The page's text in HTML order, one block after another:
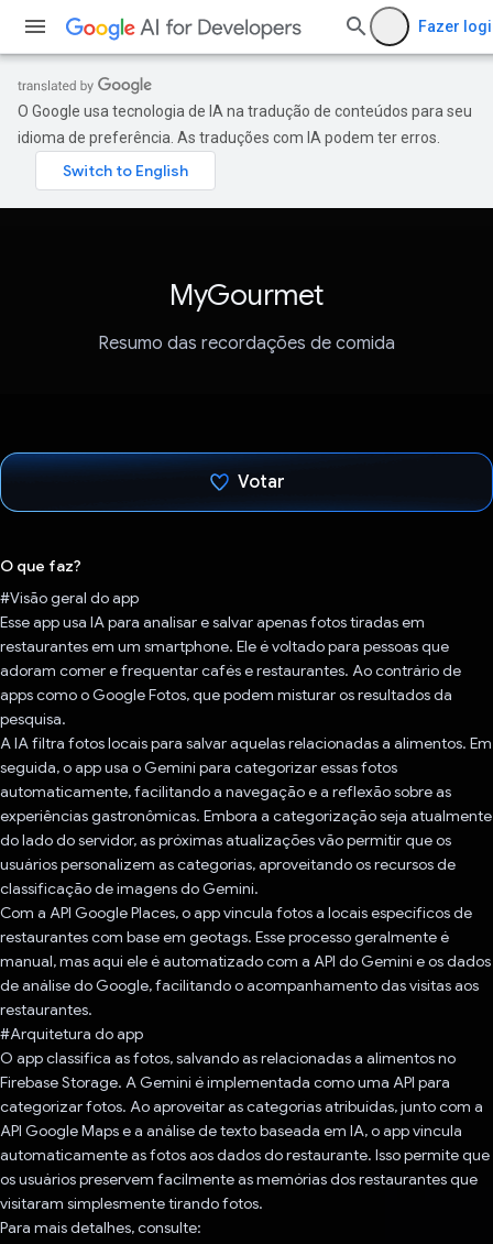
Fazer
O Google usa tecnologia de IA na tradução de conteúdos para seu
idioma de preferência. As traduções com IA podem ter erros.
MyGourmet
Resumo das recordações de comida
Votar
O que faz?
#Visão geral do app
Esse app usa IA para analisar e salvar apenas fotos tiradas em
restaurantes em um smartphone. Ele é voltado para pessoas que
adoram comer e frequentar cafés e restaurantes. Ao contrário de
apps como o Google Fotos, que podem misturar os resultados da
pesquisa.
A IA filtra fotos locais para salvar aquelas relacionadas a alimentos. Em
seguida, o app usa o Gemini para categorizar essas fotos
automaticamente, facilitando a navegação e a reflexão sobre as
experiências gastronômicas. Embora a categorização seja atualmente
do lado do servidor, as próximas atualizações vão permitir que os
usuários personalizem as categorias, aproveitando os recursos de
classificação de imagens do Gemini.
Com a API Google Places, o app vincula fotos a locais específicos de
restaurantes com base em geotags. Esse processo geralmente é
manual, mas aqui ele é automatizado com a API do Gemini e os dados
de análise do Google, facilitando o acompanhamento das visitas aos
restaurantes.
#Arquitetura do app
O app classifica as fotos, salvando as relacionadas a alimentos no
Firebase Storage. A Gemini é implementada como uma API para
categorizar fotos. Ao aproveitar as categorias atribuídas, junto com a
API Google Maps e a análise de texto baseada em IA, o app vincula
automaticamente as fotos aos dados do restaurante. Isso permite que
os usuários preservem facilmente as memórias dos restaurantes que
visitaram simplesmente tirando fotos.
Para mais detalhes, consulte: